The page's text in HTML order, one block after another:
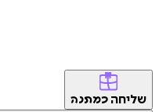
שליחה כמתנה